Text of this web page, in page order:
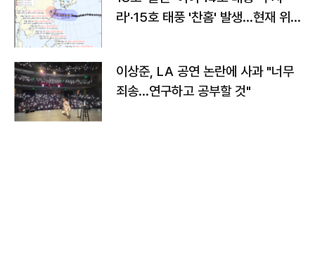
라'·15호 태풍 '찬홈' 발생…현재 위
이상준, LA 공연 논란에 사과 "너무
죄송…연구하고 공부할 것"